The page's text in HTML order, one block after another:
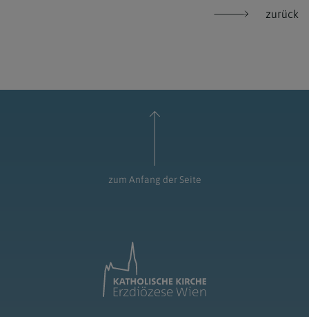
zurück
zum Anfang der Seite